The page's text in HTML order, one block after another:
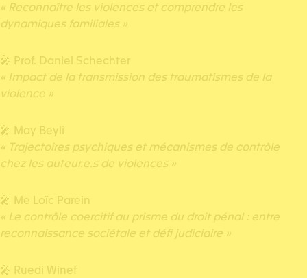
« Reconnaître les violences et comprendre les
dynamiques familiales »
🎤 Prof. Daniel Schechter
« Impact de la transmission des traumatismes de la
violence »
🎤 May Beyli
« Trajectoires psychiques et mécanismes de contrôle
chez les auteur.e.s de violences »
🎤 Me Loïc Parein
« Le contrôle coercitif au prisme du droit pénal : entre
reconnaissance sociétale et défi judiciaire »
🎤 Ruedi Winet